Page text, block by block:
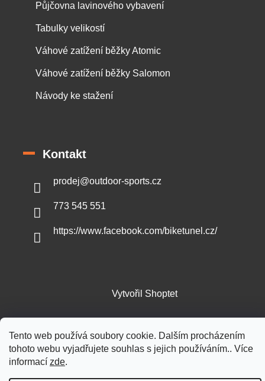
Tento web používá soubory cookie. Dalším procházením
tohoto webu vyjadřujete souhlas s jejich používáním.. Více
informací zde.
Půjčovna lavinového vybavení
Tabulky velikostí
Váhové zatížení běžky Atomic
Váhové zatížení běžky Salomon
Návody ke stažení
Kontakt
prodej@outdoor-sports.cz
773 545 551
https://www.facebook.com/biketunel.cz/
Vytvořil Shoptet
Copyright 2026Outdoor-sports.cz. Všechna práva vyhrazena.